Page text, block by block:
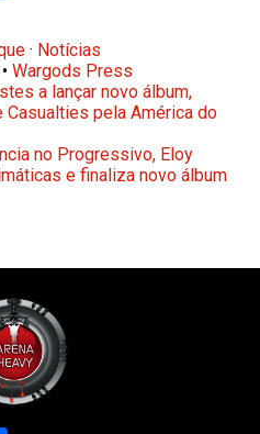
· Notícias
•Wargods Press
a lançar novo álbum,
Casualties pela América do
no Progressivo, Eloy
e finaliza novo álbum